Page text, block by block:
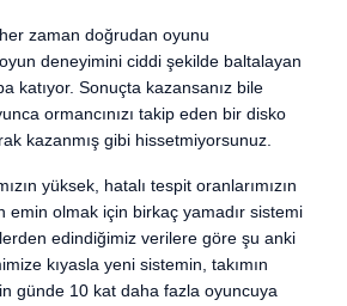
zaman doğrudan oyunu
deneyimini ciddi şekilde baltalayan
katıyor. Sonuçta kazansanız bile
ormancınızı takip eden bir disko
kazanmış gibi hissetmiyorsunuz.
yüksek, hatalı tespit oranlarımızın
emin olmak için birkaç yamadır sistemi
edindiğimiz verilere göre şu anki
kıyasla yeni sistemin, takımın
günde 10 kat daha fazla oyuncuya